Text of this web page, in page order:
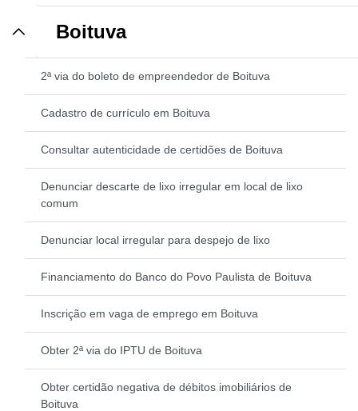
Boituva
2ª via do boleto de empreendedor de Boituva
Cadastro de currículo em Boituva
Consultar autenticidade de certidões de Boituva
Denunciar descarte de lixo irregular em local de lixo
comum
Denunciar local irregular para despejo de lixo
Financiamento do Banco do Povo Paulista de Boituva
Inscrição em vaga de emprego em Boituva
Obter 2ª via do IPTU de Boituva
Obter certidão negativa de débitos imobiliários de
Boituva